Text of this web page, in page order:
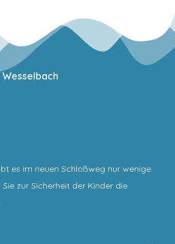
Wesselbach
es im neuen Schloßweg nur wenige.
zur Sicherheit der Kinder die